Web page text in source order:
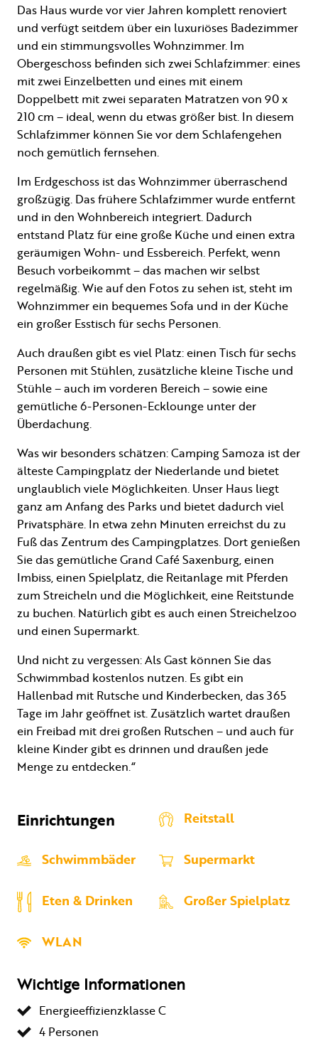
Das Haus wurde vor vier Jahren komplett renoviert
und verfügt seitdem über ein luxuriöses Badezimmer
und ein stimmungsvolles Wohnzimmer. Im
Obergeschoss befinden sich zwei Schlafzimmer: eines
mit zwei Einzelbetten und eines mit einem
Doppelbett mit zwei separaten Matratzen von 90 x
210 cm – ideal, wenn du etwas größer bist. In diesem
Schlafzimmer können Sie vor dem Schlafengehen
noch gemütlich fernsehen.
Im Erdgeschoss ist das Wohnzimmer überraschend
großzügig. Das frühere Schlafzimmer wurde entfernt
und in den Wohnbereich integriert. Dadurch
entstand Platz für eine große Küche und einen extra
geräumigen Wohn- und Essbereich. Perfekt, wenn
Besuch vorbeikommt – das machen wir selbst
regelmäßig. Wie auf den Fotos zu sehen ist, steht im
Wohnzimmer ein bequemes Sofa und in der Küche
ein großer Esstisch für sechs Personen.
Auch draußen gibt es viel Platz: einen Tisch für sechs
Personen mit Stühlen, zusätzliche kleine Tische und
Stühle – auch im vorderen Bereich – sowie eine
gemütliche 6-Personen-Ecklounge unter der
Überdachung.
Was wir besonders schätzen: Camping Samoza ist der
älteste Campingplatz der Niederlande und bietet
unglaublich viele Möglichkeiten. Unser Haus liegt
ganz am Anfang des Parks und bietet dadurch viel
Privatsphäre. In etwa zehn Minuten erreichst du zu
Fuß das Zentrum des Campingplatzes. Dort genießen
Sie das gemütliche Grand Café Saxenburg, einen
Imbiss, einen Spielplatz, die Reitanlage mit Pferden
zum Streicheln und die Möglichkeit, eine Reitstunde
zu buchen. Natürlich gibt es auch einen Streichelzoo
und einen Supermarkt.
Und nicht zu vergessen: Als Gast können Sie das
Schwimmbad kostenlos nutzen. Es gibt ein
Hallenbad mit Rutsche und Kinderbecken, das 365
Tage im Jahr geöffnet ist. Zusätzlich wartet draußen
ein Freibad mit drei großen Rutschen – und auch für
kleine Kinder gibt es drinnen und draußen jede
Menge zu entdecken.“
Einrichtungen Reitstall
Schwimmbäder Supermarkt
Eten & Drinken Großer Spielplatz
WLAN
Wichtige Informationen
Energieeffizienzklasse C
4 Personen